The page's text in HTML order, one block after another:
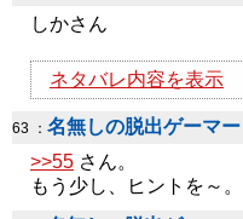
しかさん
ネタバレ内容を表示
63 ： 名無しの脱出ゲーマー
>>55 さん。
もう少し、ヒントを～。